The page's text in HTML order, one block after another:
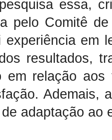
essa,
pelo Comitê
em
resultados,
em relação
Ademais,
adaptação ao